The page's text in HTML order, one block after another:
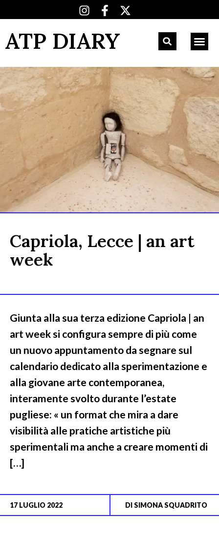
ATP DIARY
Capriola, Lecce | an art
week
Giunta alla sua terza edizione Capriola | an
art week si configura sempre di più come
un nuovo appuntamento da segnare sul
calendario dedicato alla sperimentazione e
alla giovane arte contemporanea,
interamente svolto durante l’estate
pugliese: « un format che mira a dare
visibilità alle pratiche artistiche più
sperimentali ma anche a creare momenti di
[…]
17 LUGLIO 2022 DISIMONA SQUADRITO